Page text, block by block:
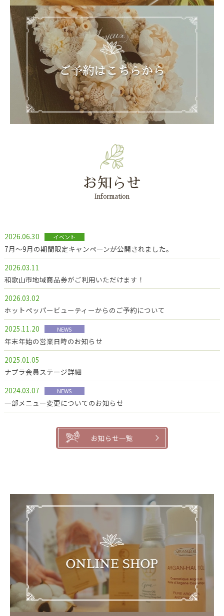
お知らせ
Information
2026.06.30
7月～9月の期間限定キャンペーンが公開されました。
イベント
2026.03.11
和歌山市地域商品券がご利用いただけます！
2026.03.02
ホットペッパービューティーからのご予約について
2025.11.20
年末年始の営業日時のお知らせ
NEWS
2025.01.05
ナプラ会員ステージ詳細
2024.03.07
一部メニュー変更についてのお知らせ
NEWS
お知らせ一覧